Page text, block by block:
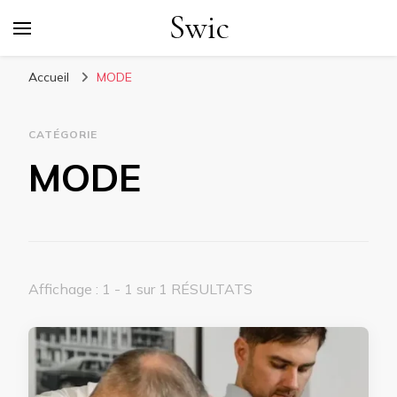
Swic
Accueil MODE
CATÉGORIE
MODE
Affichage : 1 - 1 sur 1 RÉSULTATS